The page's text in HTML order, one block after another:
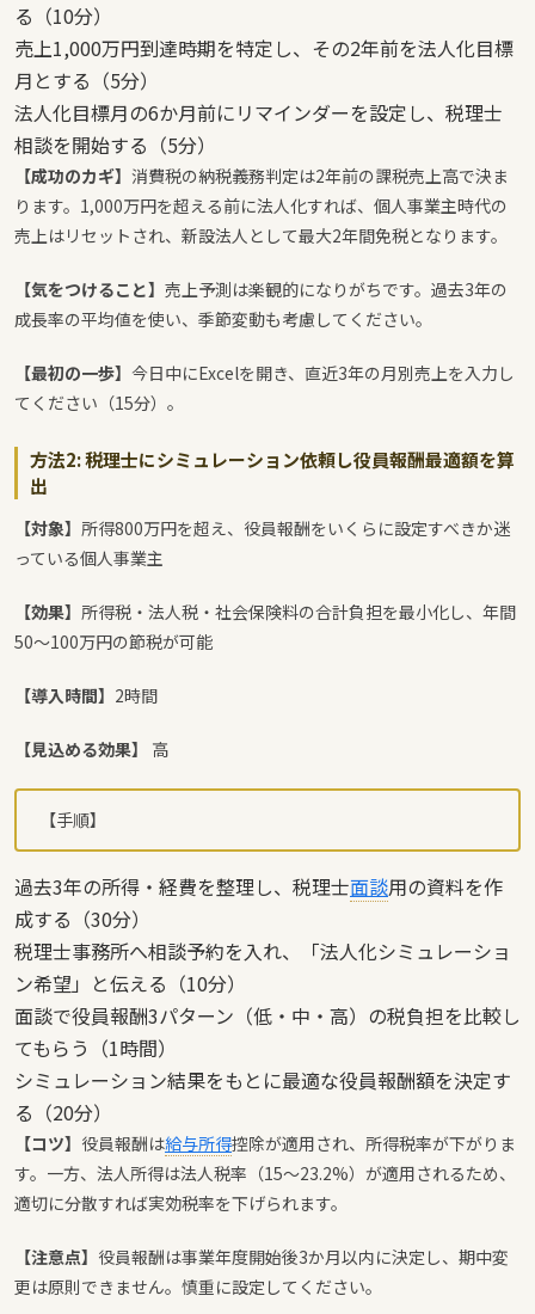
る（10分）
売上1,000万円到達時期を特定し、その2年前を法人化目標
月とする（5分）
法人化目標月の6か月前にリマインダーを設定し、税理士
相談を開始する（5分）
【成功のカギ】 消費税の納税義務判定は2年前の課税売上高で決ま
ります。1,000万円を超える前に法人化すれば、個人事業主時代の
売上はリセットされ、新設法人として最大2年間免税となります。
【気をつけること】 売上予測は楽観的になりがちです。過去3年の
成長率の平均値を使い、季節変動も考慮してください。
【最初の一歩】 今日中にExcelを開き、直近3年の月別売上を入力し
てください（15分）。
方法2: 税理士にシミュレーション依頼し役員報酬最適額を算
出
【対象】 所得800万円を超え、役員報酬をいくらに設定すべきか迷
っている個人事業主
【効果】 所得税・法人税・社会保険料の合計負担を最小化し、年間
50〜100万円の節税が可能
【導入時間】 2時間
【見込める効果】 高
【手順】
過去3年の所得・経費を整理し、税理士面談用の資料を作
成する（30分）
税理士事務所へ相談予約を入れ、「法人化シミュレーショ
ン希望」と伝える（10分）
面談で役員報酬3パターン（低・中・高）の税負担を比較し
てもらう（1時間）
シミュレーション結果をもとに最適な役員報酬額を決定す
る（20分）
【コツ】 役員報酬は給与所得控除が適用され、所得税率が下がりま
す。一方、法人所得は法人税率（15〜23.2%）が適用されるため、
適切に分散すれば実効税率を下げられます。
【注意点】 役員報酬は事業年度開始後3か月以内に決定し、期中変
更は原則できません。慎重に設定してください。